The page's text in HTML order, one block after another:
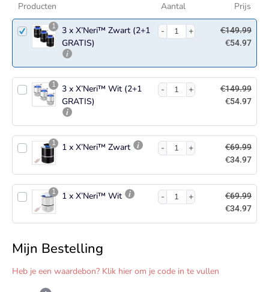
Producten
Aantal Prijs
1
3 x X’Neri™ Zwart (2+1
GRATIS)
€149.99
€54.97
1
3 x X’Neri™ Wit (2+1
GRATIS)
€149.99
€54.97
1 1 x X’Neri™ Zwart €69.99
€34.97
1 1 x X’Neri™ Wit €69.99
€34.97
Mijn Bestelling
Heb je een waardebon? Klik hier om je code in te vullen